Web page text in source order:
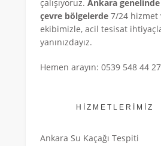
çalışıyoruz. Ankara
çevre bölgelerde 7/24 hizmet
ekibimizle, acil tesisat
yanınızdayız.
Hemen arayın: 0539 548 44 27
HİZMETLERİMİZ
Ankara Su Kaçağı Tespiti